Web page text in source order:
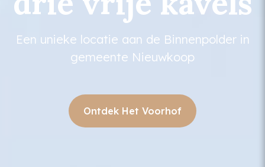
Een unieke locatie aan de Binnenpolder in
gemeente Nieuwkoop
Ontdek Het Voorhof